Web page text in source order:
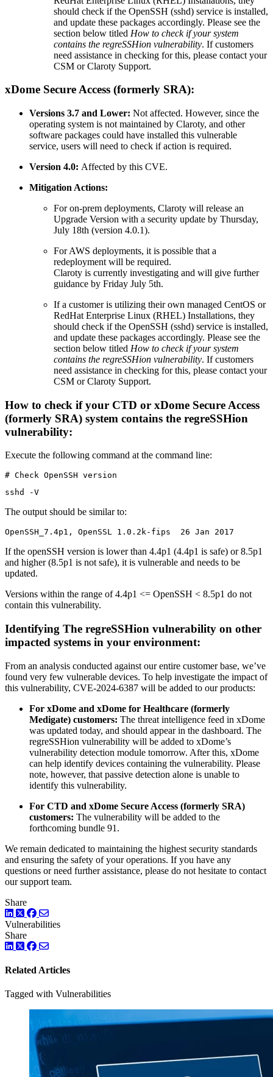
should check if the OpenSSH (sshd) service is installed,
and update these packages accordingly. Please see the
section below titled How to check if your system
contains the regreSSHion vulnerability. If customers
need assistance in checking for this, please contact your
CSM or Claroty Support.
xDome Secure Access (formerly SRA):
Versions 3.7 and Lower: Not affected. However, since the
operating system is not maintained by Claroty, and other
software packages could have installed this vulnerable
service, users will need to check if action is required.
Version 4.0: Affected by this CVE.
Mitigation Actions:
For on-prem deployments, Claroty will release an
Upgrade Version with a security update by Thursday,
July 18th (version 4.0.1).
For AWS deployments, it is possible that a
redeployment will be required.
Claroty is currently investigating and will give further
guidance by Friday July 5th.
If a customer is utilizing their own managed CentOS or
RedHat Enterprise Linux (RHEL) Installations, they
should check if the OpenSSH (sshd) service is installed,
and update these packages accordingly. Please see the
section below titled How to check if your system
contains the regreSSHion vulnerability. If customers
need assistance in checking for this, please contact your
CSM or Claroty Support.
How to check if your CTD or xDome Secure Access
(formerly SRA) system contains the regreSSHion
vulnerability:
Execute the following command at the command line:
# Check OpenSSH version
sshd -V
The output should be similar to:
OpenSSH_7.4p1, OpenSSL 1.0.2k-fips  26 Jan 2017
If the openSSH version is lower than 4.4p1 (4.4p1 is safe) or 8.5p1
and higher (8.5p1 is not safe), it is vulnerable and needs to be
updated.
Versions within the range of 4.4p1 <= OpenSSH < 8.5p1 do not
contain this vulnerability.
Identifying The regreSSHion vulnerability on other
impacted systems in your environment:
From an analysis conducted against our entire customer base, we’ve
found very few vulnerable devices. To help investigate the impact of
this vulnerability, CVE-2024-6387 will be added to our products:
For xDome and xDome for Healthcare (formerly
Medigate) customers: The threat intelligence feed in xDome
was updated today, and should appear in the dashboard. The
regreSSHion vulnerability will be added to xDome’s
vulnerability detection module tomorrow. After this, xDome
can help identify devices containing the vulnerability. Please
note, however, that passive detection alone is unable to
identify this vulnerability.
For CTD and xDome Secure Access (formerly SRA)
customers: The vulnerability will be added to the
forthcoming bundle 91.
We remain dedicated to maintaining the highest security standards
and ensuring the safety of your operations. If you have any
questions or need further assistance, please do not hesitate to contact
our support team.
Share
LinkedIn
TwitterFacebook
Vulnerabilities
Share
LinkedIn
TwitterFacebook
Related Articles
Tagged with Vulnerabilities